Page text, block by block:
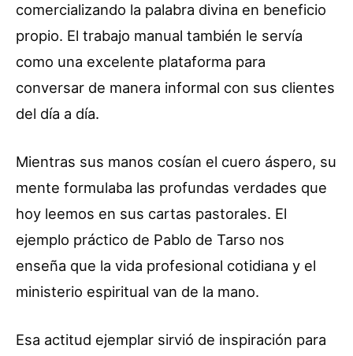
comercializando la palabra divina en beneficio
propio. El trabajo manual también le servía
como una excelente plataforma para
conversar de manera informal con sus clientes
del día a día.
Mientras sus manos cosían el cuero áspero, su
mente formulaba las profundas verdades que
hoy leemos en sus cartas pastorales. El
ejemplo práctico de Pablo de Tarso nos
enseña que la vida profesional cotidiana y el
ministerio espiritual van de la mano.
Esa actitud ejemplar sirvió de inspiración para